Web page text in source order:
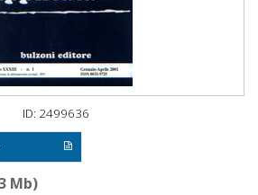
ID: 2499636
Mb)